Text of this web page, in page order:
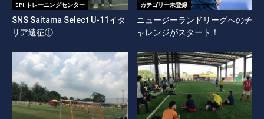
EPI トレーニングセンター
SNS Saitama Select U-11イタ
リア遠征①
カテゴリー未登録
ニュージーランドリーグへのチ
ャレンジがスタート！